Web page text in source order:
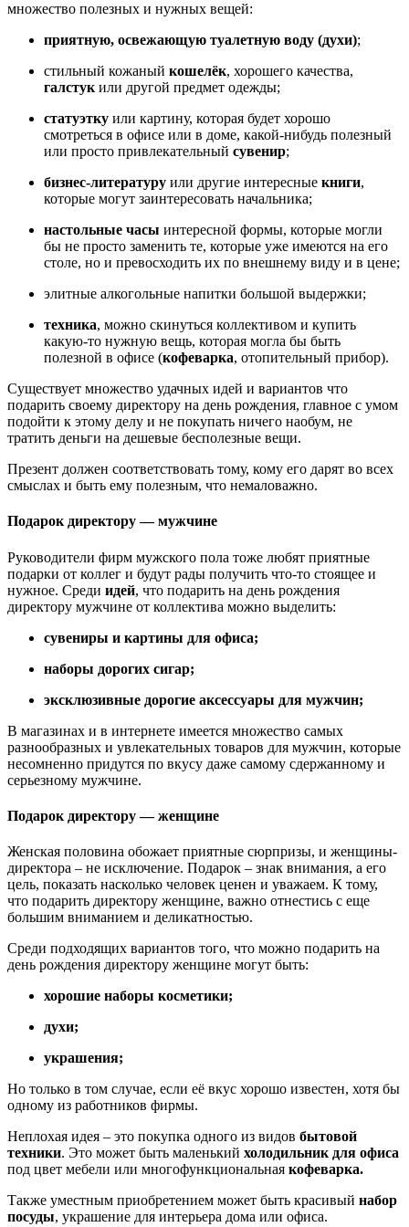
множество полезных и нужных вещей:
приятную, освежающую туалетную воду (духи);
стильный кожаный кошелёк, хорошего качества,
галстук или другой предмет одежды;
статуэтку или картину, которая будет хорошо
смотреться в офисе или в доме, какой-нибудь полезный
или просто привлекательный сувенир;
бизнес-литературу или другие интересные книги,
которые могут заинтересовать начальника;
настольные часы интересной формы, которые могли
бы не просто заменить те, которые уже имеются на его
столе, но и превосходить их по внешнему виду и в цене;
элитные алкогольные напитки большой выдержки;
техника, можно скинуться коллективом и купить
какую-то нужную вещь, которая могла бы быть
полезной в офисе (кофеварка, отопительный прибор).
Существует множество удачных идей и вариантов что
подарить своему директору на день рождения, главное с умом
подойти к этому делу и не покупать ничего наобум, не
тратить деньги на дешевые бесполезные вещи.
Презент должен соответствовать тому, кому его дарят во всех
смыслах и быть ему полезным, что немаловажно.
Подарок директору — мужчине
Руководители фирм мужского пола тоже любят приятные
подарки от коллег и будут рады получить что-то стоящее и
нужное. Среди идей, что подарить на день рождения
директору мужчине от коллектива можно выделить:
сувениры и картины для офиса;
наборы дорогих сигар;
эксклюзивные дорогие аксессуары для мужчин;
В магазинах и в интернете имеется множество самых
разнообразных и увлекательных товаров для мужчин, которые
несомненно придутся по вкусу даже самому сдержанному и
серьезному мужчине.
Подарок директору — женщине
Женская половина обожает приятные сюрпризы, и женщины-
директора – не исключение. Подарок – знак внимания, а его
цель, показать насколько человек ценен и уважаем. К тому,
что подарить директору женщине, важно отнестись с еще
большим вниманием и деликатностью.
Среди подходящих вариантов того, что можно подарить на
день рождения директору женщине могут быть:
хорошие наборы косметики;
духи;
украшения;
Но только в том случае, если её вкус хорошо известен, хотя бы
одному из работников фирмы.
Неплохая идея – это покупка одного из видов бытовой
техники. Это может быть маленький холодильник для офиса
под цвет мебели или многофункциональная кофеварка.
Также уместным приобретением может быть красивый набор
посуды, украшение для интерьера дома или офиса.